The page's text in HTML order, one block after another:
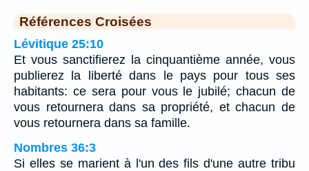
Références Croisées
Lévitique 25:10
Et vous sanctifierez la cinquantième année, vous
publierez la liberté dans le pays pour tous ses
habitants: ce sera pour vous le jubilé; chacun de
vous retournera dans sa propriété, et chacun de
vous retournera dans sa famille.
Nombres 36:3
Si elles se marient à l'un des fils d'une autre tribu